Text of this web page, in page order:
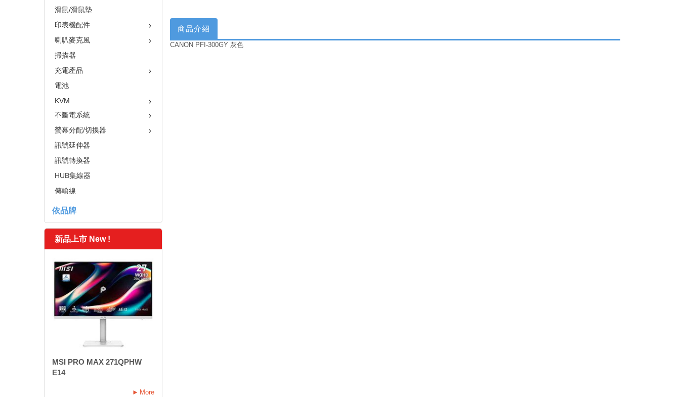
滑鼠/滑鼠墊
印表機配件
喇叭麥克風
掃描器
充電產品
電池
KVM
不斷電系統
螢幕分配/切換器
訊號延伸器
訊號轉換器
HUB集線器
傳輸線
依品牌
新品上市 New !
MSI PRO MAX 271QPHW
E14
More
商品介紹
CANON PFI-300GY 灰色